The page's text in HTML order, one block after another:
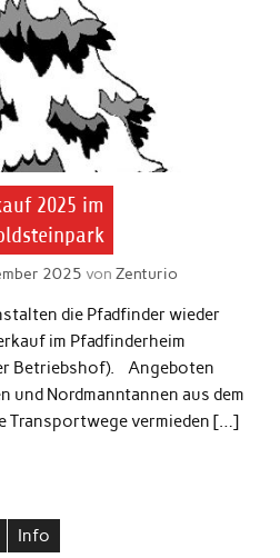
2025 im
2025 von Zenturio
die Pfadfinder wieder
im Pfadfinderheim
Betriebshof). Angeboten
und Nordmanntannen aus dem
Transportwege vermieden […]
Info